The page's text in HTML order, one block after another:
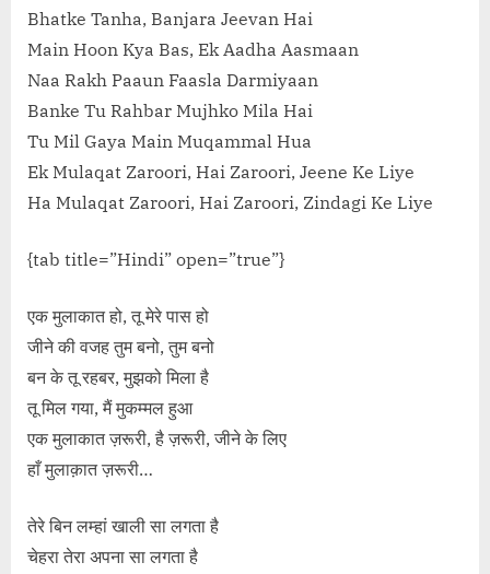
Bhatke Tanha, Banjara Jeevan Hai
Main Hoon Kya Bas, Ek Aadha Aasmaan
Naa Rakh Paaun Faasla Darmiyaan
Banke Tu Rahbar Mujhko Mila Hai
Tu Mil Gaya Main Muqammal Hua
Ek Mulaqat Zaroori, Hai Zaroori, Jeene Ke Liye
Ha Mulaqat Zaroori, Hai Zaroori, Zindagi Ke Liye
{tab title=”Hindi” open=”true”}
एक मुलाकात हो, तू मेरे पास हो
जीने की वजह तुम बनो, तुम बनो
बन के तू रहबर, मुझको मिला है
तू मिल गया, मैं मुकम्मल हुआ
एक मुलाकात ज़रूरी, है ज़रूरी, जीने के लिए
हाँ मुलाक़ात ज़रूरी…
तेरे बिन लम्हां खाली सा लगता है
चेहरा तेरा अपना सा लगता है